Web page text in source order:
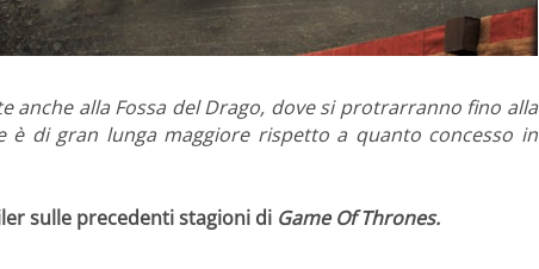
anche alla Fossa del Drago, dove si protrarranno fino alla
di gran lunga maggiore rispetto a quanto concesso in
sulle precedenti stagioni di Game Of Thrones.